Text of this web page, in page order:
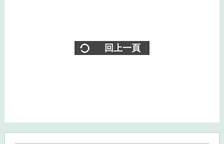
回上一頁